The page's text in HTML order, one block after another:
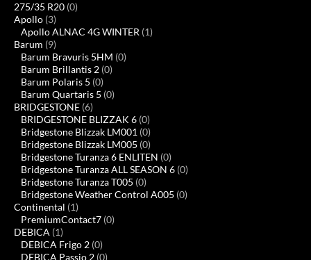
275/35 R20 (0)
Apollo (3)
Apollo ALNAC 4G WINTER (1)
Barum (9)
Barum Bravuris 5HM (0)
Barum Brillantis 2 (0)
Barum Polaris 5 (0)
Barum Quartaris 5 (0)
BRIDGESTONE (6)
BRIDGESTONE BLIZZAK 6 (0)
Bridgestone Blizzak LM001 (0)
Bridgestone Blizzak LM005 (0)
Bridgestone Turanza 6 ENLITEN (0)
Bridgestone Turanza ALL SEASON 6 (0)
Bridgestone Turanza T005 (0)
Bridgestone Weather Control A005 (0)
Continental (1)
PremiumContact7 (0)
DEBICA (1)
DEBICA Frigo 2 (0)
DEBICA Passio 2 (0)